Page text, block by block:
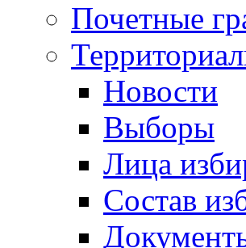
Почетные
Новости
Выборы
Лица
Состав